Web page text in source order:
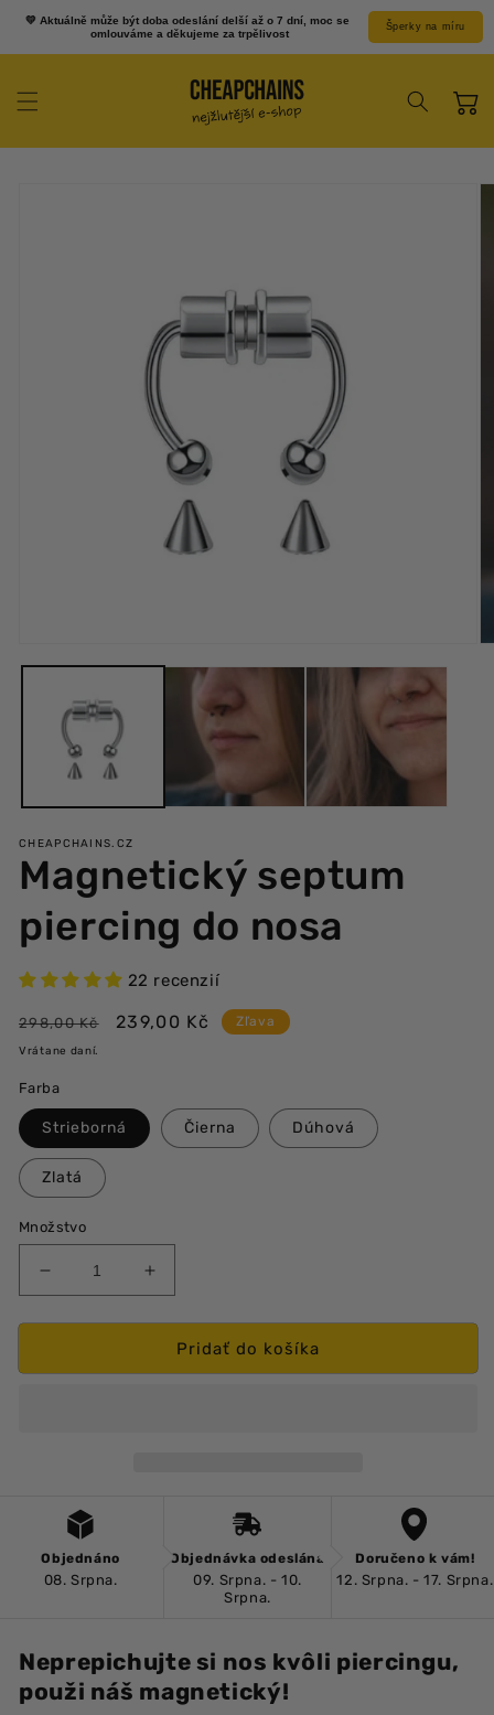
💛 Aktuálně může být doba odeslání delší až o 7 dní, moc se
omlouváme a děkujeme za trpělivost
Šperky na míru
Prejsť k
Košík
multimédiá
modálnom
CHEAPCHAINS.CZ
Magnetický septum
piercing do nosa
22 recenzií
Bežná
cena
298,00 Kč
Výpredajová
239,00 Kč Zľava
Vrátane daní.
Farba
Strieborná Čierna Dúhová
Zlatá
Množstvo
množstvo
produktu
septum
Zvýšiť
množstvo
produktu
Magnetický
septum
Pridať do košíka
Objednáno
08. Srpna.
Objednávka odeslána
09. Srpna. - 10.
Srpna.
Doručeno k vám!
12. Srpna. - 17. Srpna.
Neprepichujte si nos kvôli piercingu,
použi náš magnetický!